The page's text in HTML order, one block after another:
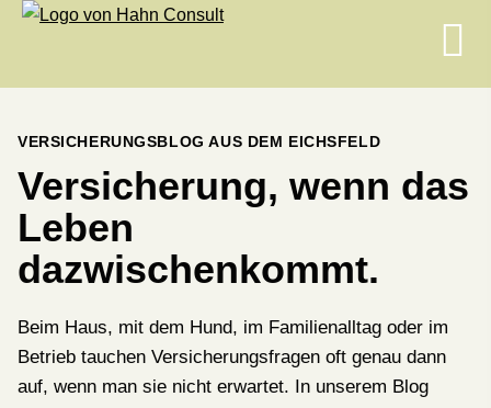
VERSICHERUNGSBLOG AUS DEM EICHSFELD
Versicherung, wenn das
Leben
dazwischenkommt.
Beim Haus, mit dem Hund, im Familienalltag oder im
Betrieb tauchen Versicherungsfragen oft genau dann
auf, wenn man sie nicht erwartet. In unserem Blog